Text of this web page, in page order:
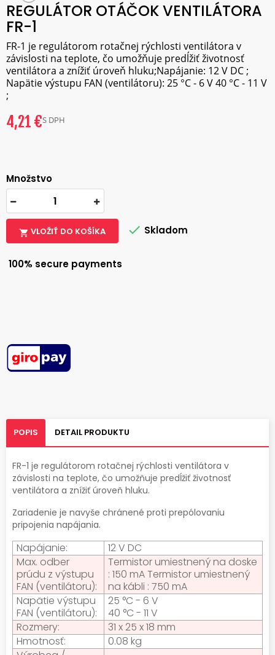
REGULÁTOR OTÁČOK VENTILÁTORA
FR-1
FR-1 je regulátorom rotačnej rýchlosti ventilátora v
závislosti na teplote, čo umožňuje predĺžiť životnosť
ventilátora a znížiť úroveň hluku;Napájanie: 12 V DC ;
Napätie výstupu FAN (ventilátoru): 25 °C - 6 V 40 °C - 11 V
;
4,21 €S DPH
Množstvo
 VLOŽIŤ DO KOŠÍKA  Skladom
100% secure payments
POPIS DETAIL PRODUKTU
FR-1 je regulátorom rotačnej rýchlosti ventilátora v
závislosti na teplote, čo umožňuje predĺžiť životnosť
ventilátora a znížiť úroveň hluku.
Zariadenie je navyše chránené proti prepólovaniu
pripojenia napájania.
Napájanie:
12 V DC
Max. odber
prúdu z výstupu
FAN (ventilátoru):
Termistor umiestnený na doske
: 150 mA Termistor umiestnený
na kábli : 750 mA
Napätie výstupu
FAN (ventilátoru):
25 °C - 6 V
40 °C - 11 V
Rozmery:
31 x 25 x 18 mm
Hmotnosť:
0.08 kg